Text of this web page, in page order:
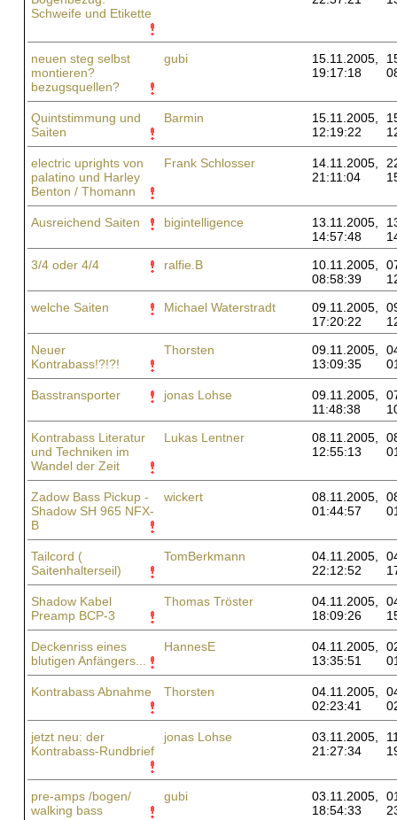
Schweife und Etikette
neuen steg selbst
montieren?
bezugsquellen?
gubi
15.11.2005,
19:17:18
Quintstimmung und
Saiten
Barmin
15.11.2005,
12:19:22
electric uprights von
palatino und Harley
Benton / Thomann
Frank Schlosser
14.11.2005,
21:11:04
Ausreichend Saiten bigintelligence
13.11.2005,
14:57:48
3/4 oder 4/4
ralfie.B
10.11.2005,
08:58:39
welche Saiten
Michael Waterstradt
09.11.2005,
17:20:22
Neuer
Kontrabass!?!?!
Thorsten
09.11.2005,
13:09:35
Basstransporter jonas Lohse
09.11.2005,
11:48:38
Kontrabass Literatur
und Techniken im
Wandel der Zeit
Lukas Lentner
08.11.2005,
12:55:13
Zadow Bass Pickup -
Shadow SH 965 NFX-
B
wickert
08.11.2005,
01:44:57
Tailcord (
Saitenhalterseil)
TomBerkmann
04.11.2005,
22:12:52
Shadow Kabel
Preamp BCP-3
Thomas Tröster
04.11.2005,
18:09:26
Deckenriss eines
blutigen Anfängers...
HannesE
04.11.2005,
13:35:51
Kontrabass Abnahme Thorsten
04.11.2005,
02:23:41
jetzt neu: der
Kontrabass-Rundbrief
jonas Lohse
03.11.2005,
21:27:34
pre-amps /bogen/
walking bass
gubi
03.11.2005,
18:54:33